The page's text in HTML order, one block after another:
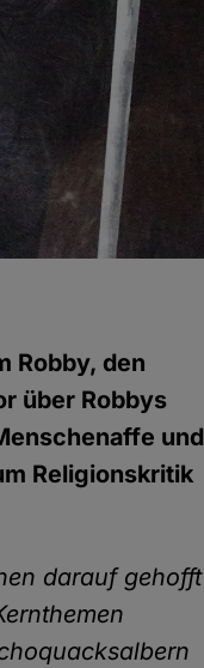
Robby, den
über Robbys
und
Religionskritik
darauf gehofft